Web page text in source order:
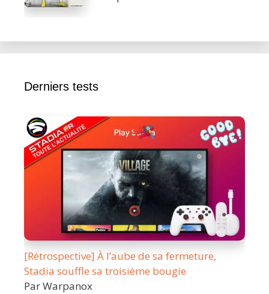
Derniers tests
[Rétrospective] À l’aube de sa fermeture,
Stadia souffle sa troisième bougie
Par Warpanox